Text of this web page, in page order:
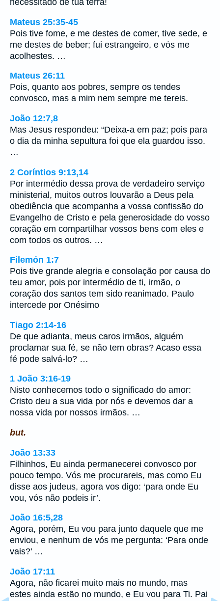
necessitado de tua terra!
Mateus 25:35-45
Pois tive fome, e me destes de comer, tive sede, e
me destes de beber; fui estrangeiro, e vós me
acolhestes. …
Mateus 26:11
Pois, quanto aos pobres, sempre os tendes
convosco, mas a mim nem sempre me tereis.
João 12:7,8
Mas Jesus respondeu: “Deixa-a em paz; pois para
o dia da minha sepultura foi que ela guardou isso.
…
2 Coríntios 9:13,14
Por intermédio dessa prova de verdadeiro serviço
ministerial, muitos outros louvarão a Deus pela
obediência que acompanha a vossa confissão do
Evangelho de Cristo e pela generosidade do vosso
coração em compartilhar vossos bens com eles e
com todos os outros. …
Filemón 1:7
Pois tive grande alegria e consolação por causa do
teu amor, pois por intermédio de ti, irmão, o
coração dos santos tem sido reanimado. Paulo
intercede por Onésimo
Tiago 2:14-16
De que adianta, meus caros irmãos, alguém
proclamar sua fé, se não tem obras? Acaso essa
fé pode salvá-lo? …
1 João 3:16-19
Nisto conhecemos todo o significado do amor:
Cristo deu a sua vida por nós e devemos dar a
nossa vida por nossos irmãos. …
but.
João 13:33
Filhinhos, Eu ainda permanecerei convosco por
pouco tempo. Vós me procurareis, mas como Eu
disse aos judeus, agora vos digo: ‘para onde Eu
vou, vós não podeis ir’.
João 16:5,28
Agora, porém, Eu vou para junto daquele que me
enviou, e nenhum de vós me pergunta: ‘Para onde
vais?’ …
João 17:11
Agora, não ficarei muito mais no mundo, mas
estes ainda estão no mundo, e Eu vou para Ti. Pai